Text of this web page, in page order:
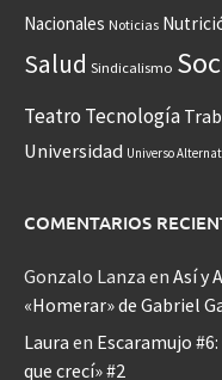
Nacionales Noticias
Salud Sindicalismo
Teatro Tecnología
Universidad Universo
COMENTARIOS
Gonzalo Lanza en Así y
«Homerar» de Gabriel
Laura en Escaramujo
que crecí» #2